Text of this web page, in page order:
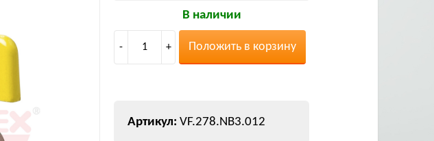
В наличии
- 1 + Положить в корзину
VF.278.NB3.012